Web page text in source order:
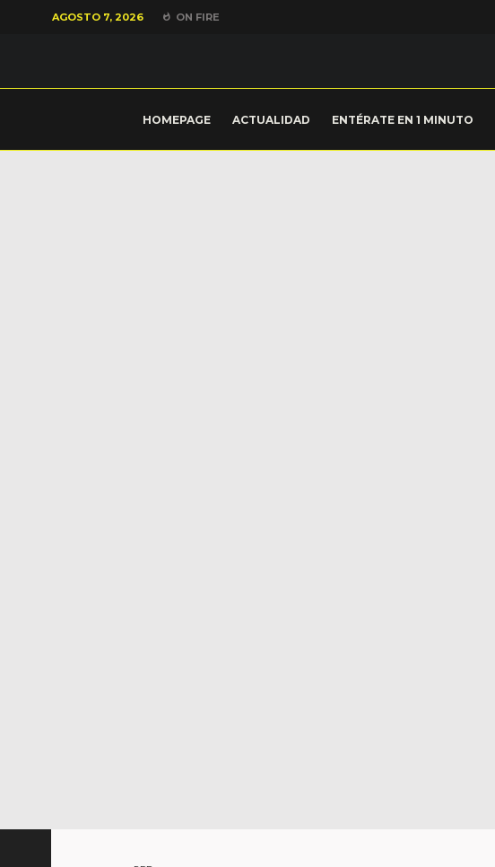
AGOSTO 7, 2026 ON FIRE
HOMEPAGE ACTUALIDAD ENTÉRATE EN 1 MINUTO